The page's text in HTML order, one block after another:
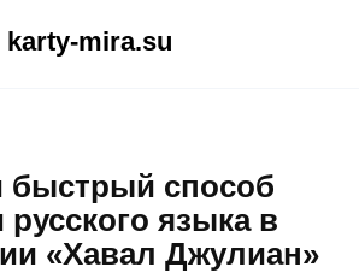
karty-mira.su
быстрый способ
русского языка в
«Хавал Джулиан»